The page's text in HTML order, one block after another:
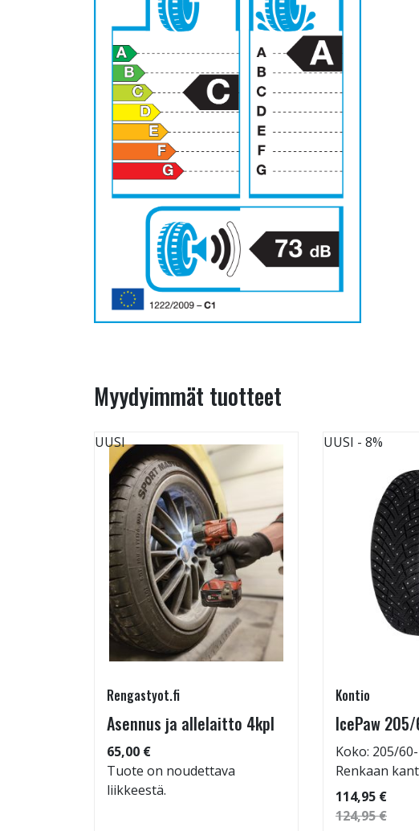
Myydyimmät tuotteet
UUSI
Rengastyot.fi
Asennus ja allelaitto 4kpl
65,00 €
Tuote on noudettava
liikkeestä.
UUSI - 8%
Kontio
IcePaw
Koko: 205/
Renkaan
114,95 €
124,95 €